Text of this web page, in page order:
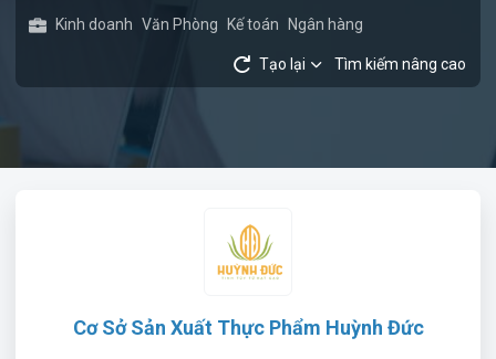
Kinh doanh Văn Phòng Kế toán Ngân hàng
Tạo lại Tìm kiếm nâng cao
Cơ Sở Sản Xuất Thực Phẩm Huỳnh Đức